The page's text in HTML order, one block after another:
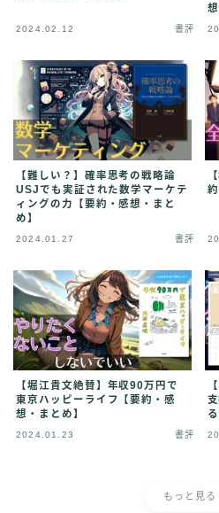
2024.02.12 書評
【難しい？】確率思考の戦略論
USJでも実証された数学マーケテ
ィングの力【要約・感想・まと
め】
2024.01.27 書評
【堀江貴文絶賛】年収90万円で
東京ハッピーライフ【要約・感
想・まとめ】
2024.01.23 書評
もっと見る